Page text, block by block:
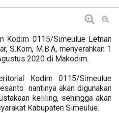
Kodim 0115/Simeulue Letnan
S.Kom, M.B.A, menyerahkan 1
2020 di Makodim.
Kodim 0115/Simeulue
nantinya akan digunakan
keliling, sehingga akan
Kabupaten Simeulue.